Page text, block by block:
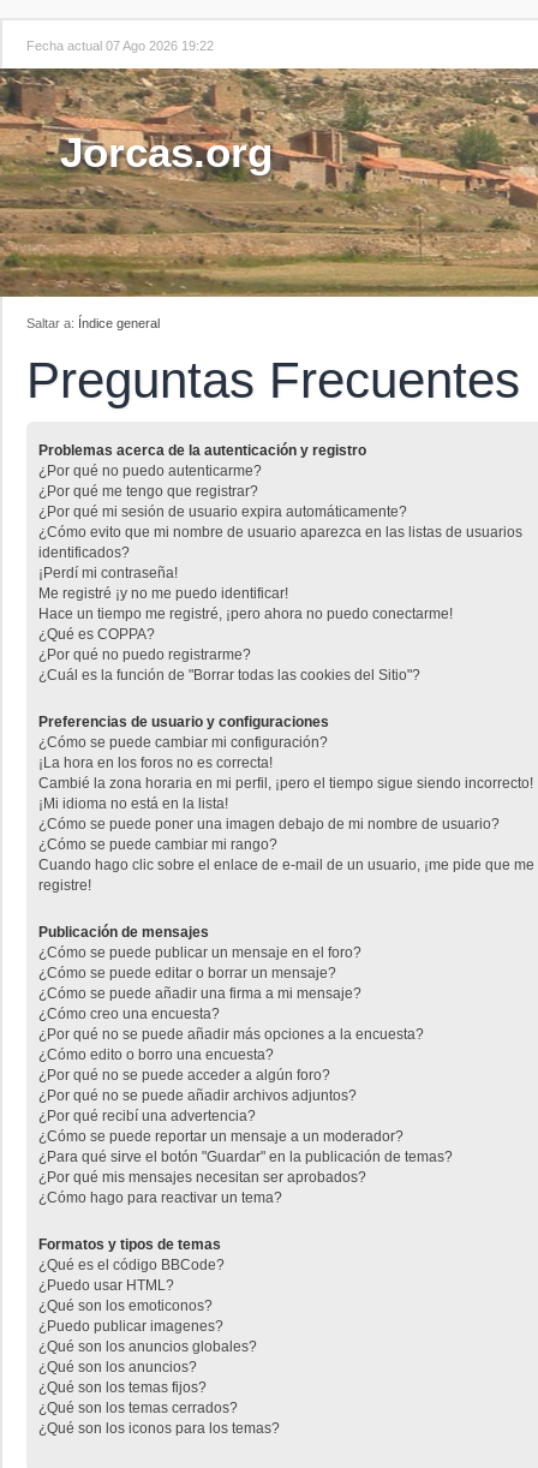
Fecha actual 07 Ago 2026 19:22
Jorcas.org
Saltar a: Índice general
Preguntas Frecuentes
Problemas acerca de la autenticación y registro
¿Por qué no puedo autenticarme?
¿Por qué me tengo que registrar?
¿Por qué mi sesión de usuario expira automáticamente?
¿Cómo evito que mi nombre de usuario aparezca en las listas de usuarios
identificados?
¡Perdí mi contraseña!
Me registré ¡y no me puedo identificar!
Hace un tiempo me registré, ¡pero ahora no puedo conectarme!
¿Qué es COPPA?
¿Por qué no puedo registrarme?
¿Cuál es la función de "Borrar todas las cookies del Sitio"?
Preferencias de usuario y configuraciones
¿Cómo se puede cambiar mi configuración?
¡La hora en los foros no es correcta!
Cambié la zona horaria en mi perfil, ¡pero el tiempo sigue siendo incorrecto!
¡Mi idioma no está en la lista!
¿Cómo se puede poner una imagen debajo de mi nombre de usuario?
¿Cómo se puede cambiar mi rango?
Cuando hago clic sobre el enlace de e-mail de un usuario, ¡me pide que me
registre!
Publicación de mensajes
¿Cómo se puede publicar un mensaje en el foro?
¿Cómo se puede editar o borrar un mensaje?
¿Cómo se puede añadir una firma a mi mensaje?
¿Cómo creo una encuesta?
¿Por qué no se puede añadir más opciones a la encuesta?
¿Cómo edito o borro una encuesta?
¿Por qué no se puede acceder a algún foro?
¿Por qué no se puede añadir archivos adjuntos?
¿Por qué recibí una advertencia?
¿Cómo se puede reportar un mensaje a un moderador?
¿Para qué sirve el botón "Guardar" en la publicación de temas?
¿Por qué mis mensajes necesitan ser aprobados?
¿Cómo hago para reactivar un tema?
Formatos y tipos de temas
¿Qué es el código BBCode?
¿Puedo usar HTML?
¿Qué son los emoticonos?
¿Puedo publicar imagenes?
¿Qué son los anuncios globales?
¿Qué son los anuncios?
¿Qué son los temas fijos?
¿Qué son los temas cerrados?
¿Qué son los iconos para los temas?